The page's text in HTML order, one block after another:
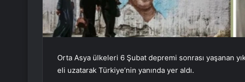
Orta Asya ülkeleri 6 Şubat depremi sonrası yaşanan
eli uzatarak Türkiye’nin yanında yer aldı.